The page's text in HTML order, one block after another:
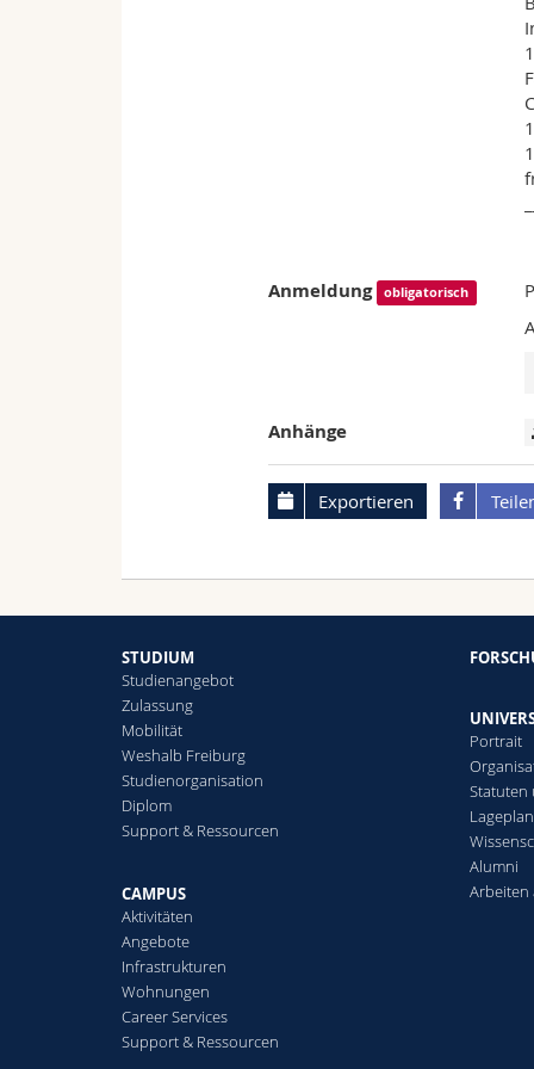
Anmeldung obligatorisch
Anhänge
Exportieren
STUDIUM
Studienangebot
Zulassung
Mobilität
Weshalb Freiburg
Studienorganisation
Diplom
Support & Ressourcen
CAMPUS
Aktivitäten
Angebote
Infrastrukturen
Wohnungen
Career Services
Support & Ressourcen
Portrait
Statuten
Lageplan
Alumni
Arbeiten